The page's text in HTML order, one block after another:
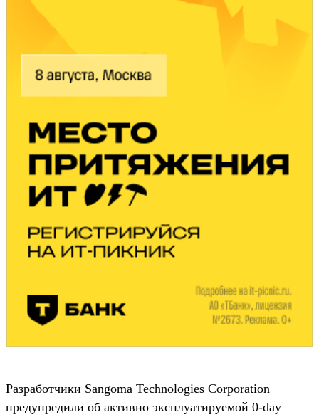
Разработчики Sangoma Technologies Corporation
предупредили об активно эксплуатируемой 0-day